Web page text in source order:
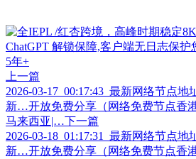
上一篇
2026-03-17_00:17:43_最新网络节点
新…开放免费分享（网络免费节点香
马来西亚|… 下一篇
2026-03-18_01:17:31_最新网络节点
新…开放免费分享（网络免费节点香